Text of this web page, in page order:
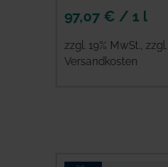
zzgl. 19% MwSt., zzgl.
Versandkosten
97,07 € / 1 l